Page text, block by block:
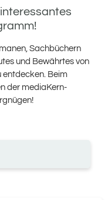
Sachbüchern
und Bewährtes von
entdecken. Beim
der mediaKern-